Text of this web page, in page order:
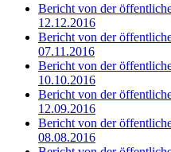
Bericht von der
12.12.2016
Bericht von der
07.11.2016
Bericht von der
10.10.2016
Bericht von der
12.09.2016
Bericht von der
08.08.2016